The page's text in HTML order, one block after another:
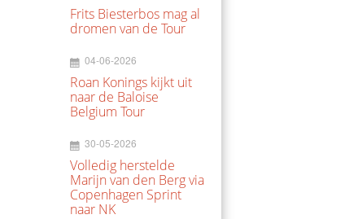
Frits Biesterbos mag al
dromen van de Tour
04-06-2026
Roan Konings kijkt uit
naar de Baloise
Belgium Tour
30-05-2026
Volledig herstelde
Marijn van den Berg via
Copenhagen Sprint
naar NK